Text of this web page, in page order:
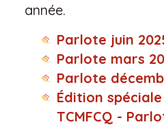
année.
Parlote juin
Parlote mars
Parlote
Édition
TCMFCQ -